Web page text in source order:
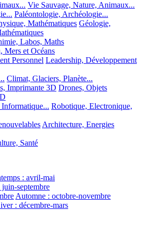
Vie Sauvage, Nature, Animaux...
Paléontologie, Archéologie...
Mathématiques Géologie,
Labos, Maths
Mers et Océans
Personnel Leadership, Développement
Climat, Glaciers, Planète...
Imprimante 3D Drones, Objets
Robotique, Electronique,
Architecture, Energies
Santé
: avril-mai
juin-septembre
Automne : octobre-novembre
: décembre-mars